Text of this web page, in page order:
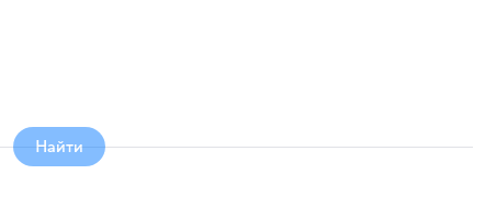
Найти